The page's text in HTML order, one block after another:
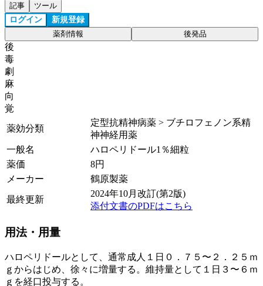
記事 ツール
ログイン 新規登録
薬剤情報 後発品
後
毒
劇
麻
向
覚
薬効分類
定型抗精神病薬 > ブチロフェノン系精
神神経用薬
一般名
ハロペリドール1％細粒
薬価
8円
メーカー
鶴原製薬
最終更新
2024年10月改訂(第2版)
添付文書のPDFはこちら
用法・用量
ハロペリドールとして、通常成人１日０．７５〜２．２５ｍ
ｇからはじめ、徐々に増量する。維持量として１日３〜６ｍ
ｇを経口投与する。